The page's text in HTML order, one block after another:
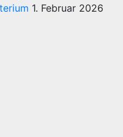
1. Februar 2026